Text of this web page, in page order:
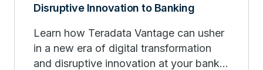
Disruptive Innovation to Banking
Learn how Teradata Vantage can usher
in a new era of digital transformation
and disruptive innovation at your bank.